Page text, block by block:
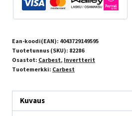
Ean-koodi(EAN): 4043729149595
Tuotetunnus (SKU): 82286
Osastot: Carbest, Invertterit
Tuotemerkki: Carbest
Kuvaus